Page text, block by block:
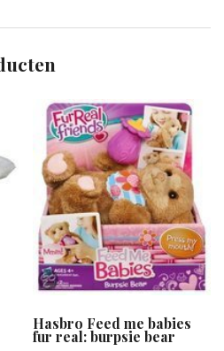
Hasbro Feed me babies
fur real: burpsie bear